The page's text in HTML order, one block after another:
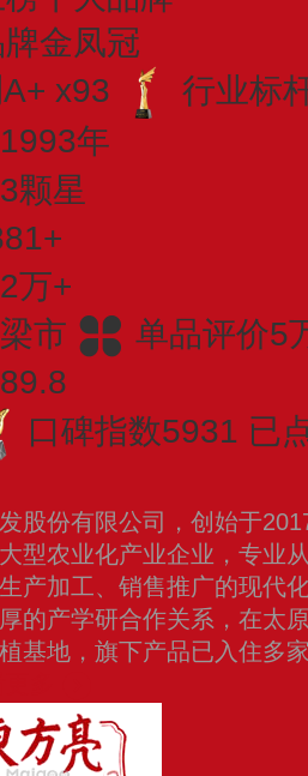
金凤冠
x93
行业标
年
颗星
万+
市
单品评价5
口碑指数5931 已
股份有限公司，创始于
型农业化产业企业，专业
产加工、销售推广的现代
的产学研合作关系，在太
基地，旗下产品已入住多